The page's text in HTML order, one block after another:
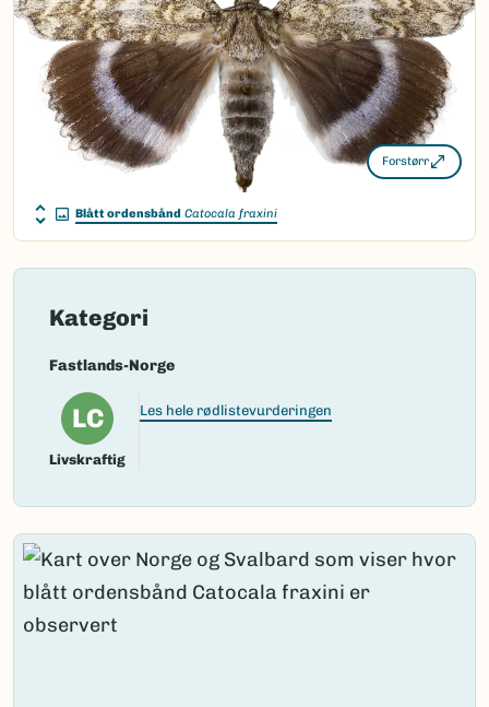
Gå til Nortaxa for flere detaljer
(Ekstern lenke)
Forstørr
Blått ordensbånd Catocala fraxini
Kategori
Fastlands-Norge
LC
Livskraftig
Les hele rødlistevurderingen